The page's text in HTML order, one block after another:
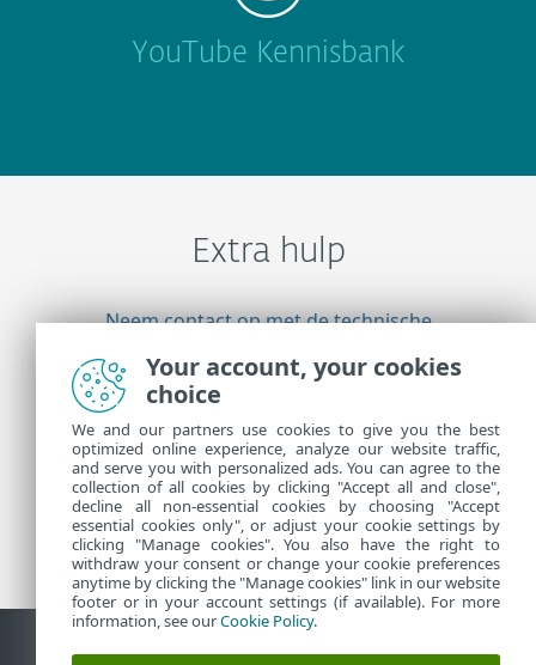
YouTube Kennisbank
Extra hulp
Neem contact op met de technische
Meer informatie
Support Nieuws
Klantadviezen
Your account, your cookies
choice
We and our partners use cookies to give you the best
optimized online experience, analyze our website traffic,
and serve you with personalized ads. You can agree to the
collection of all cookies by clicking "Accept all and close",
decline all non-essential cookies by choosing "Accept
essential cookies only", or adjust your cookie settings by
clicking "Manage cookies". You also have the right to
withdraw your consent or change your cookie preferences
anytime by clicking the "Manage cookies" link in our website
footer or in your account settings (if available). For more
information, see ourCookie Policy.